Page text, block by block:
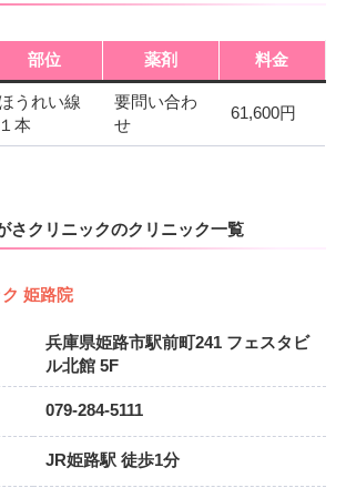
部位 薬剤 料金
うれい線
１本
要問い合わ
せ
61,600円
さクリニックのクリニック一覧
姫路院
兵庫県姫路市駅前町241 フェスタビ
ル北館 5F
079-284-5111
JR姫路駅 徒歩1分